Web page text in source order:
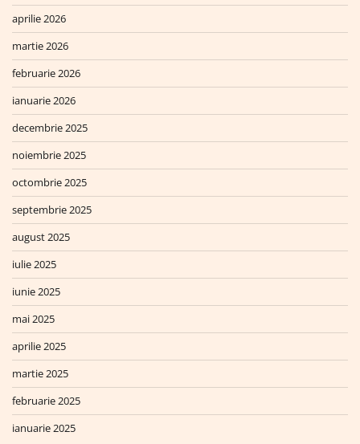
aprilie 2026
martie 2026
februarie 2026
ianuarie 2026
decembrie 2025
noiembrie 2025
octombrie 2025
septembrie 2025
august 2025
iulie 2025
iunie 2025
mai 2025
aprilie 2025
martie 2025
februarie 2025
ianuarie 2025